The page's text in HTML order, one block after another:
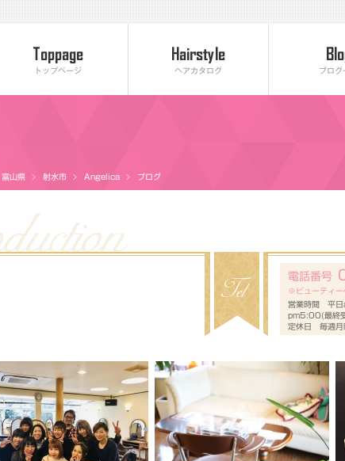
ブログ
ヘアカタログ
トップページ
富山県 射水市 Angelica ブログ
電話番号
※ビューティー
営業時間 平
pm5:00(最終
定休日 毎週